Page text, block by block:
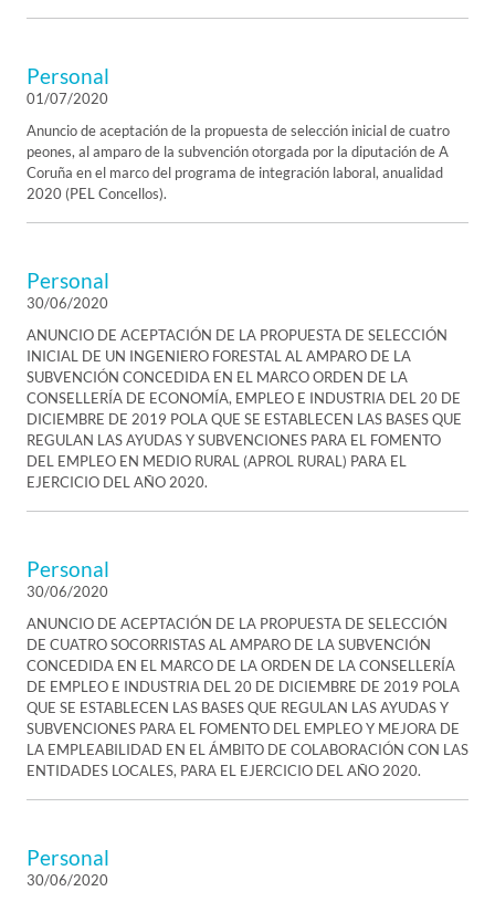
Personal
01/07/2020
Anuncio de aceptación de la propuesta de selección inicial de cuatro
peones, al amparo de la subvención otorgada por la diputación de A
Coruña en el marco del programa de integración laboral, anualidad
2020 (PEL Concellos).
Personal
30/06/2020
ANUNCIO DE ACEPTACIÓN DE LA PROPUESTA DE SELECCIÓN
INICIAL DE UN INGENIERO FORESTAL AL AMPARO DE LA
SUBVENCIÓN CONCEDIDA EN EL MARCO ORDEN DE LA
CONSELLERÍA DE ECONOMÍA, EMPLEO E INDUSTRIA DEL 20 DE
DICIEMBRE DE 2019 POLA QUE SE ESTABLECEN LAS BASES QUE
REGULAN LAS AYUDAS Y SUBVENCIONES PARA EL FOMENTO
DEL EMPLEO EN MEDIO RURAL (APROL RURAL) PARA EL
EJERCICIO DEL AÑO 2020.
Personal
30/06/2020
ANUNCIO DE ACEPTACIÓN DE LA PROPUESTA DE SELECCIÓN
DE CUATRO SOCORRISTAS AL AMPARO DE LA SUBVENCIÓN
CONCEDIDA EN EL MARCO DE LA ORDEN DE LA CONSELLERÍA
DE EMPLEO E INDUSTRIA DEL 20 DE DICIEMBRE DE 2019 POLA
QUE SE ESTABLECEN LAS BASES QUE REGULAN LAS AYUDAS Y
SUBVENCIONES PARA EL FOMENTO DEL EMPLEO Y MEJORA DE
LA EMPLEABILIDAD EN EL ÁMBITO DE COLABORACIÓN CON LAS
ENTIDADES LOCALES, PARA EL EJERCICIO DEL AÑO 2020.
Personal
30/06/2020